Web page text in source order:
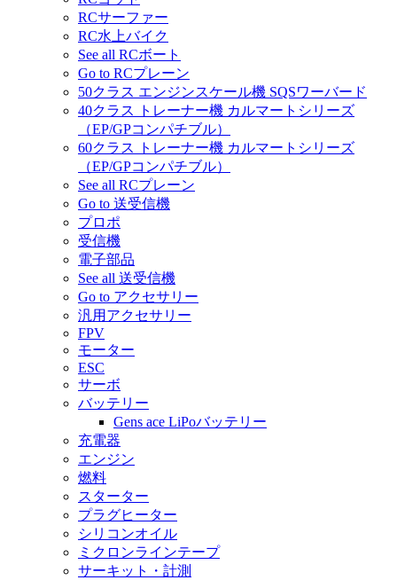
RCサーファー
RC水上バイク
See all RCボート
Go to RCプレーン
50クラス エンジンスケール機 SQSワーバード
40クラス トレーナー機 カルマートシリーズ
（EP/GPコンパチブル）
60クラス トレーナー機 カルマートシリーズ
（EP/GPコンパチブル）
See all RCプレーン
Go to 送受信機
プロポ
受信機
電子部品
See all 送受信機
Go to アクセサリー
汎用アクセサリー
FPV
モーター
ESC
サーボ
バッテリー
Gens ace LiPoバッテリー
充電器
エンジン
燃料
スターター
プラグヒーター
シリコンオイル
ミクロンラインテープ
サーキット・計測